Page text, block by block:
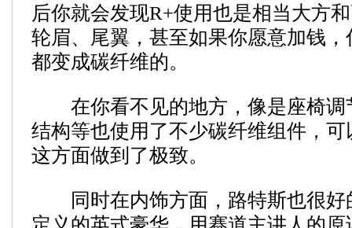
后你就会发现R+使用也是相当大方
轮眉、尾翼，甚至如果你愿意加钱
都变成碳纤维的。
在你看不见的地方，像是座椅调
结构等也使用了不少碳纤维组件，
这方面做到了极致。
同时在内饰方面，路特斯也很好